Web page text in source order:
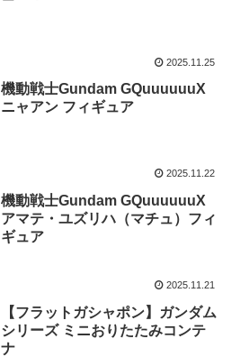
2025.11.25
機動戦士Gundam GQuuuuuuX
ニャアン フィギュア
2025.11.22
機動戦士Gundam GQuuuuuuX
アマテ・ユズリハ（マチュ）フィ
ギュア
2025.11.21
【フラットガシャポン】ガンダム
シリーズ ミニおりたたみコンテ
ナ